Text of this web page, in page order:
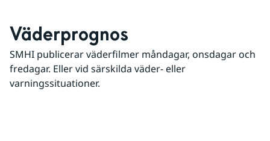
Väderprognos
SMHI publicerar väderfilmer måndagar, onsdagar och
fredagar. Eller vid särskilda väder- eller
varningssituationer.